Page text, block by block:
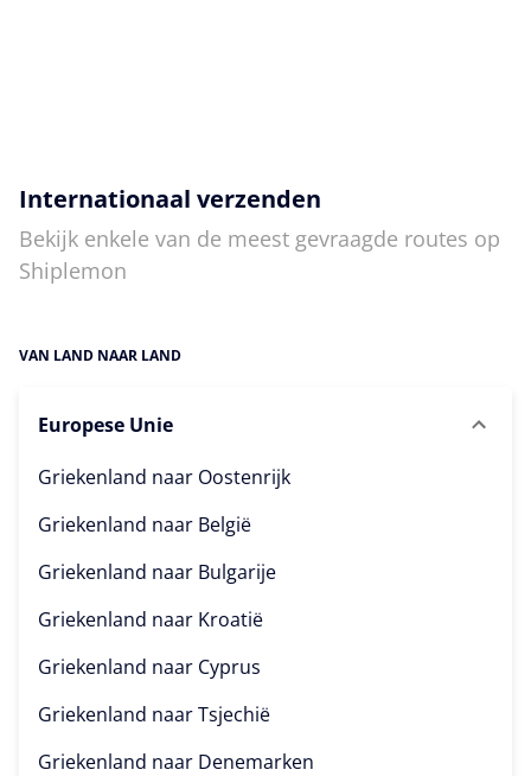
Internationaal verzenden
Bekijk enkele van de meest gevraagde routes op
Shiplemon
VAN LAND NAAR LAND
Europese Unie
Griekenland naar Oostenrijk
Griekenland naar België
Griekenland naar Bulgarije
Griekenland naar Kroatië
Griekenland naar Cyprus
Griekenland naarTsjechië
Griekenland naar Denemarken